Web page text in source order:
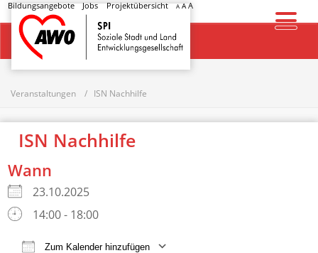
Bildungsangebote Jobs Projektübersicht A AA
Startseite
Veranstaltungen ISN Nachhilfe
ISN Nachhilfe
Wann
23.10.2025
14:00 - 18:00
Zum Kalender hinzufügen